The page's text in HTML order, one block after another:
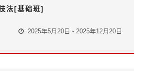
法[基础班]
2025年5月20日 - 2025年12月20日